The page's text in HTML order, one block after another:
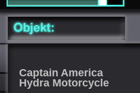
Captain America
Hydra Motorcycle